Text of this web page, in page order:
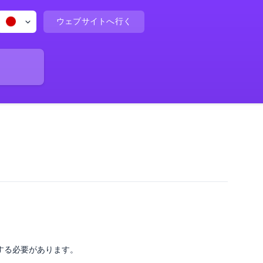
ウェブサイトへ行く
必要があります。